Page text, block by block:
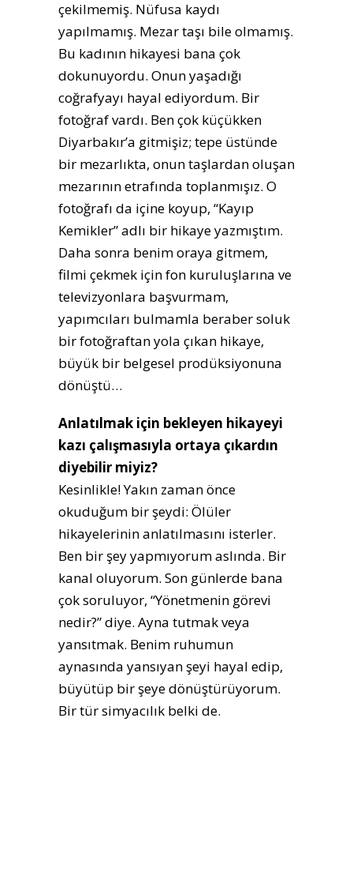
çekilmemiş. Nüfusa kaydı
yapılmamış. Mezar taşı bile olmamış.
Bu kadının hikayesi bana çok
dokunuyordu. Onun yaşadığı
coğrafyayı hayal ediyordum. Bir
fotoğraf vardı. Ben çok küçükken
Diyarbakır’a gitmişiz; tepe üstünde
bir mezarlıkta, onun taşlardan oluşan
mezarının etrafında toplanmışız. O
fotoğrafı da içine koyup, “Kayıp
Kemikler” adlı bir hikaye yazmıştım.
Daha sonra benim oraya gitmem,
filmi çekmek için fon kuruluşlarına ve
televizyonlara başvurmam,
yapımcıları bulmamla beraber soluk
bir fotoğraftan yola çıkan hikaye,
büyük bir belgesel prodüksiyonuna
dönüştü…
Anlatılmak için bekleyen hikayeyi
kazı çalışmasıyla ortaya çıkardın
diyebilir miyiz?
Kesinlikle! Yakın zaman önce
okuduğum bir şeydi: Ölüler
hikayelerinin anlatılmasını isterler.
Ben bir şey yapmıyorum aslında. Bir
kanal oluyorum. Son günlerde bana
çok soruluyor, “Yönetmenin görevi
nedir?” diye. Ayna tutmak veya
yansıtmak. Benim ruhumun
aynasında yansıyan şeyi hayal edip,
büyütüp bir şeye dönüştürüyorum.
Bir tür simyacılık belki de.